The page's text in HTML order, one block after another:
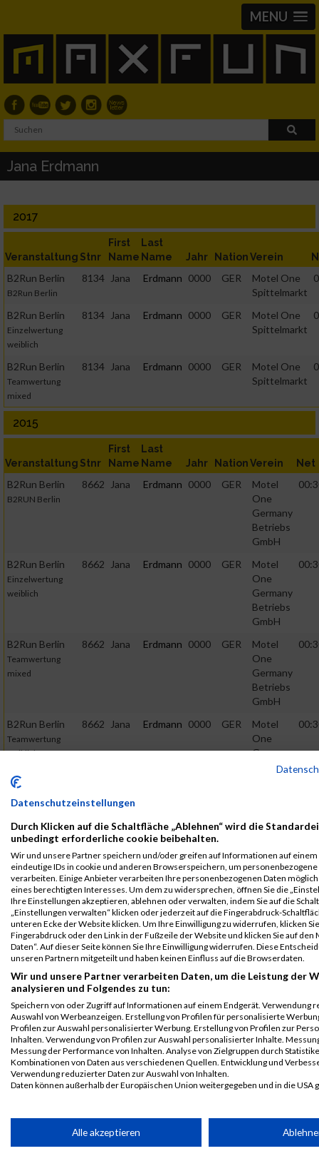
MENU
Jana Erdmann
2017
Veranstaltung Stnr
First
Name
Last
Name
Jahr NationVerein
B2Run Berlin
B2Run Berlin
8134 Jana Erdmann 0000 GER
Motel One
Spittelmarkt
B2Run Berlin
Einzelwertung
weiblich
8134 Jana Erdmann 0000 GER
Motel One
Spittelmarkt
B2Run Berlin
Teamwertung
mixed
8134 Jana Erdmann 0000 GER
Motel One
Spittelmarkt
2015
Veranstaltung Stnr
First
Name
Last
Name
Jahr NationVerein Net
B2Run Berlin
B2RUN Berlin
8662 Jana Erdmann 0000 GER
Motel
One
Germany
Betriebs
GmbH
B2Run Berlin
Einzelwertung
weiblich
8662 Jana Erdmann 0000 GER
Motel
One
Germany
Betriebs
GmbH
B2Run Berlin
Teamwertung
mixed
8662 Jana Erdmann 0000 GER
Motel
One
Germany
Betriebs
GmbH
B2Run Berlin
Teamwertung
weiblich
8662 Jana Erdmann 0000 GER
Motel
One
Germany
Betriebs
B2Run Berlin 8662 Jana
Germany
GmbH
B2Run Berlin
Einzelwertung
weiblich
8662 Jana Erdmann 0000 GER
Motel
One
Germany
Betriebs
GmbH
B2Run Berlin
Teamwertung
mixed
8662 Jana Erdmann 0000 GER
Motel
One
Betriebs
GmbH
B2Run Berlin
Teamwertung
weiblich
8662 Jana Erdmann 0000 GER
Motel
One
Betriebs
GPos = Geschlechter Position, KPos = Kategorie Position, TPos =
Datenschutzeinstellungen
Durch Klicken auf die Schaltfläche „Ablehnen“ wird die
unbedingt erforderliche cookie beibehalten.
Wir und unsere Partner speichern und/oder greifen auf Informationen auf einem
eindeutige IDs in cookie und anderen Browserspeichern, um personenbezogene
verarbeiten. Einige Anbieter verarbeiten Ihre personenbezogenen Daten
eines berechtigten Interesses. Um dem zu widersprechen, öffnen Sie die
Ihre Einstellungen akzeptieren, ablehnen oder verwalten, indem Sie auf die
„Einstellungen verwalten“ klicken oder jederzeit auf die Fingerabdruck-
unteren Ecke der Website klicken. Um Ihre Einwilligung zu widerrufen, klicken
Fingerabdruck oder den Link in der Fußzeile der Website und klicken Sie auf den
Daten“. Auf dieser Seite können Sie Ihre Einwilligung widerrufen. Diese
unseren Partnern mitgeteilt und haben keinen Einfluss auf die Browserdaten.
Wir und unsere Partner verarbeiten Daten, um die Leistung der
analysieren und Folgendes zu tun:
Speichern von oder Zugriff auf Informationen auf einem Endgerät. Verwendung
Auswahl von Werbeanzeigen. Erstellung von Profilen für personalisierte
Profilen zur Auswahl personalisierter Werbung. Erstellung von Profilen zur
Inhalten. Verwendung von Profilen zur Auswahl personalisierter Inhalte.
Messung der Performance von Inhalten. Analyse von Zielgruppen durch
Kombinationen von Daten aus verschiedenen Quellen. Entwicklung und
Verwendung reduzierter Daten zur Auswahl von Inhalten.
Daten können außerhalb der Europäischen Union weitergegeben und in die USA
Partnerliste anzeigen (1 IAB-Anbieter)
Alle akzeptieren